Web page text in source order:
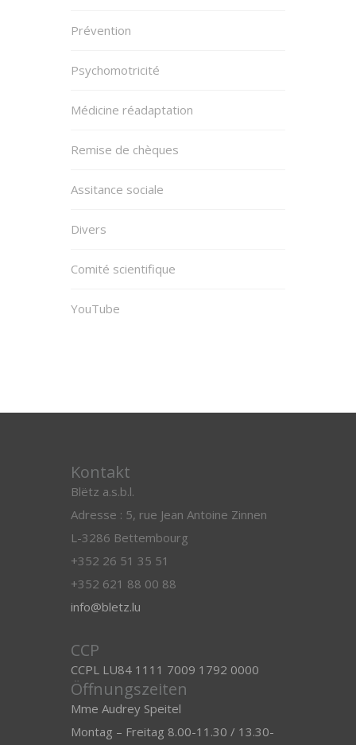
Prévention
Psychomotricité
Médicine réadaptation
Remise de chèques
Assitance sociale
Divers
Comité scientifique
YouTube
Kontakt
Blëtz a.s.b.l.
Adresse : 5, rue Jean Antoine Zinnen
L-3286 Bettembourg
+352 26 51 35 51
+352 621 88 00 88
info@bletz.lu
CCP
CCPL LU84 1111 7009 1792 0000
Öffnungszeiten
Mme Audrey Speitel
Montag – Freitag 8.00-11.30 / 13.30-